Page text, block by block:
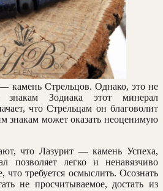
камень Стрельцов. Однако, это не
знакам Зодиака этот минерал
что Стрельцам он благоволит
знакам может оказать неоценимую
что Лазурит — камень Успеха,
легко и ненавязчиво
что требуется осмыслить. Осознать
не просчитываемое, достать из